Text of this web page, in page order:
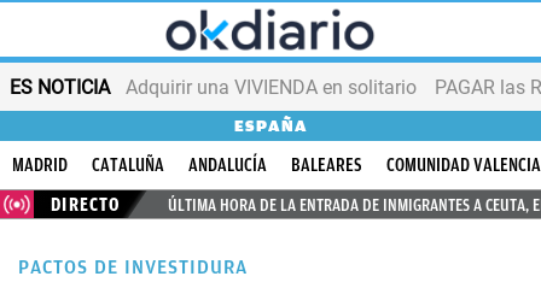
ES NOTICIA Adquirir una VIVIENDA en solitario PAGAR las
ESPAÑA
MADRID CATALUÑA ANDALUCÍA BALEARES
COMUNIDAD
DIRECTO
ÚLTIMA HORA DE LA ENTRADA DE INMIGRANTES A CEUTA,
PACTOS DE INVESTIDURA